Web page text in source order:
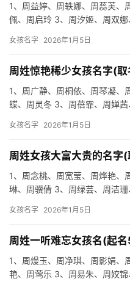
1、周益婷、周轶娜、周蕊芙、
佩、周启玲 3、周汐姬、周双
女孩名字 2026年1月5日
周姓惊艳稀少女孩名字(
1、周广静、周桐依、周琴凝、
蝶、周灵冬 3、周蓓霏、周婵
女孩名字 2026年1月5日
周姓女孩大富大贵的名字
1、周念桃、周宽莹、周烨艳、
琳、周骥倩 3、周绿芸、周洁
女孩名字 2026年1月5日
周姓一听难忘女孩名(起
1、周熳玉、周净琪、周影娟、
艳、周莺乐 3、周易朱、周姣